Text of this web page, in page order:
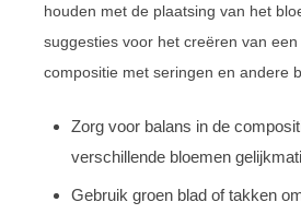
houden met de plaatsing van het
suggesties voor het creëren van
compositie met seringen en andere
Zorg voor balans in de
verschillende bloemen
Gebruik groen blad of takken